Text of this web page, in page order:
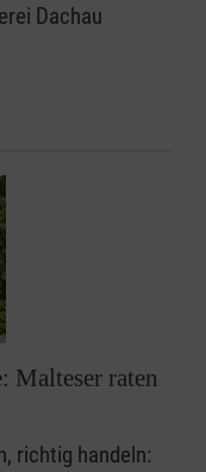
Dachau
Malteser raten
richtig handeln: